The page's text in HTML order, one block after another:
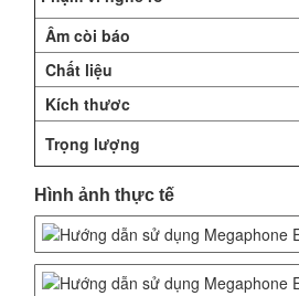
Âm còi báo
Chất liệu
Kích thươc
Trọng lượng
Hình ảnh thực tế